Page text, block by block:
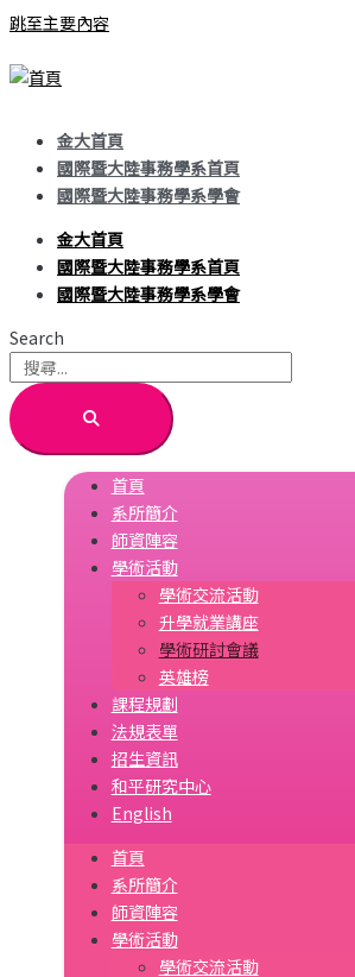
跳至主要內容
金大首頁
國際暨大陸事務學系首頁
國際暨大陸事務學系學會
金大首頁
國際暨大陸事務學系首頁
國際暨大陸事務學系學會
Search
首頁
系所簡介
師資陣容
學術活動
學術交流活動
升學就業講座
學術研討會議
英雄榜
課程規劃
法規表單
招生資訊
和平研究中心
English
首頁
系所簡介
師資陣容
學術活動
學術交流活動